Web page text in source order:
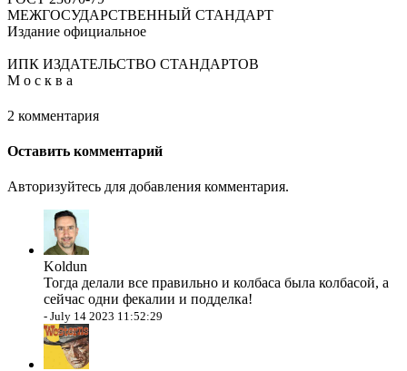
МЕЖГОСУДАРСТВЕННЫЙ СТАНДАРТ
Издание официальное
ИПК ИЗДАТЕЛЬСТВО СТАНДАРТОВ
М о с к в а
2 комментария
Оставить комментарий
Авторизуйтесь для добавления комментария.
Koldun
Тогда делали все правильно и колбаса была колбасой, а
сейчас одни фекалии и подделка!
- July 14 2023 11:52:29